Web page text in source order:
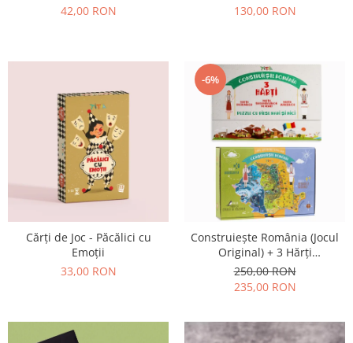
42,00 RON
130,00 RON
Cărți de Joc - Păcălici cu
Emoții
33,00 RON
-6%
Construiește România (Jocul
Original) + 3 Hărți
Suplimentare
250,00 RON
235,00 RON